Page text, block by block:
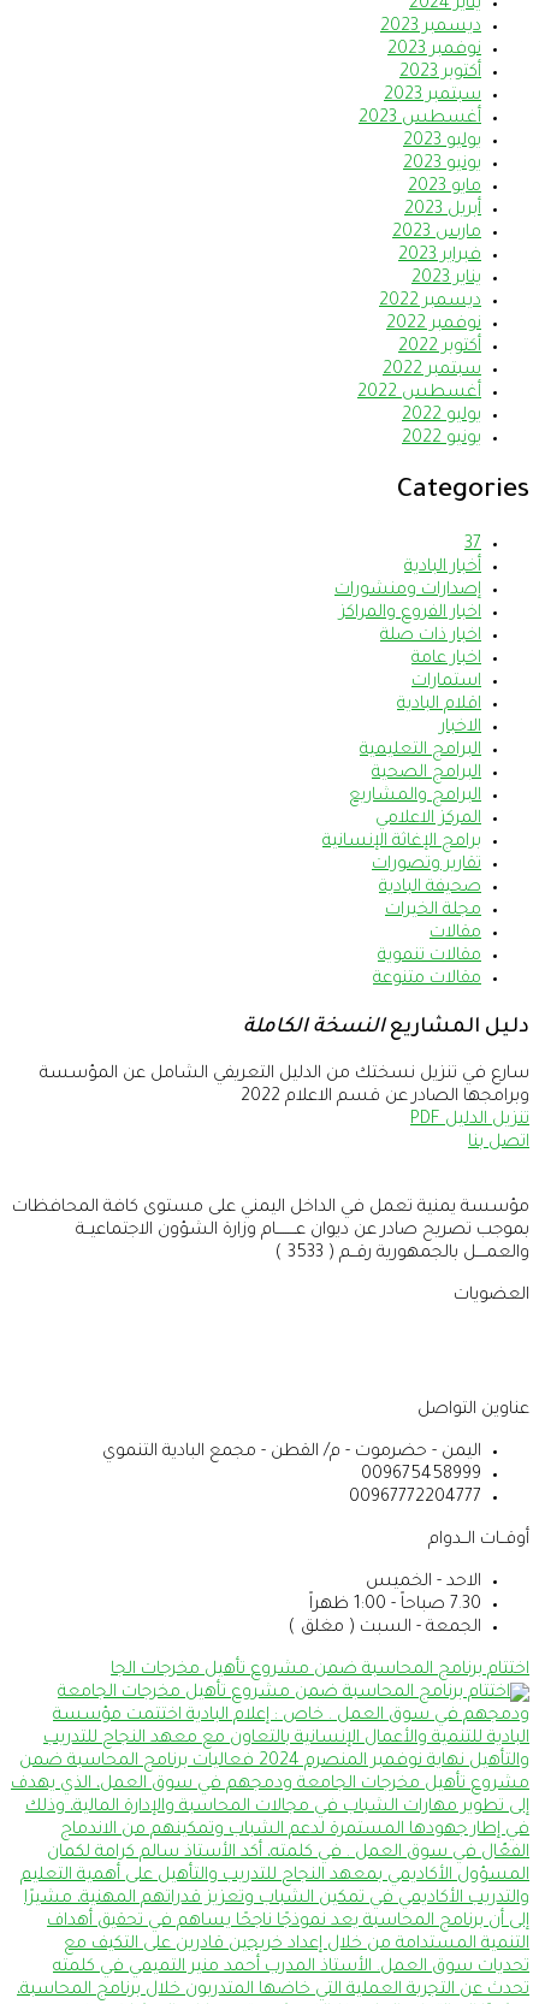
يناير 2024
ديسمبر 2023
نوفمبر 2023
أكتوبر 2023
سبتمبر 2023
أغسطس 2023
يوليو 2023
يونيو 2023
مايو 2023
أبريل 2023
مارس 2023
فبراير 2023
يناير 2023
ديسمبر 2022
نوفمبر 2022
أكتوبر 2022
سبتمبر 2022
أغسطس 2022
يوليو 2022
يونيو 2022
Categories
37
أخبار البادية
إصدارات ومنشورات
اخبار الفروع والمراكز
اخبار ذات صلة
اخبار عامة
استمارات
اقلام البادية
الاخبار
البرامج التعليمية
البرامج الصحية
البرامج والمشاريع
المركز الاعلامي
برامج الإغاثة الإنسانية
تقارير وتصورات
صحيفة البادية
مجلة الخيرات
مقالات
مقالات تنموية
مقالات متنوعة
دليل المشاريعالنسخة الكاملة
سارع في تنزيل نسختك من الدليل التعريفي الشامل عن المؤسسة
وبرامجها الصادر عن قسم الاعلام 2022
تنزيل الدليل PDF
اتصل بنا
مؤسسة يمنية تعمل في الداخل اليمني على مستوى كافة المحافظات
بموجب تصريح صادر عن ديوان عــــــــام وزارة الشؤون الاجتماعيــة
والعمــــل بالجمهورية رقــم ( 3533 )
العضويات
عناوين التواصل
اليمن - حضرموت - م/ القطن - مجمع البادية التنموي
009675458999
00967772204777
أوقــات الــدوام
الاحد - الخميس
7.30 صباحاً - 1:00 ظهراً
الجمعة - السبت ( مغلق )
اختتام برنامج المحاسبة ضمن مشروع تأهيل مخرجات الجا